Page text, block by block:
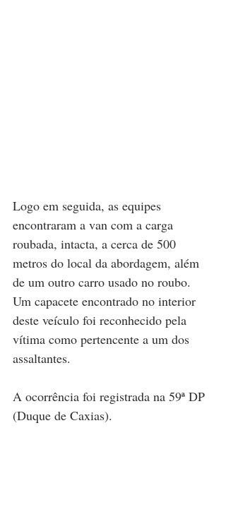
Logo em seguida, as equipes
encontraram a van com a carga
roubada, intacta, a cerca de 500
metros do local da abordagem, além
de um outro carro usado no roubo.
Um capacete encontrado no interior
deste veículo foi reconhecido pela
vítima como pertencente a um dos
assaltantes.
A ocorrência foi registrada na 59ª DP
(Duque de Caxias).